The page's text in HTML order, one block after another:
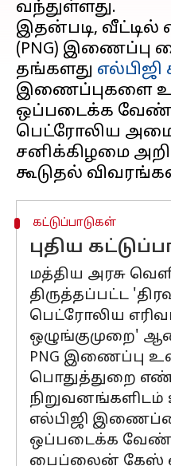
வந்துள்ளது.
இதன்படி,
(PNG) இணைப்பு
தங்களது எல்பிஜி
இணைப்புகளை
ஒப்படைக்க
பெட்ரோலிய
சனிக்கிழமை
கட்டுப்பாடுகள்
புதிய
மத்திய அரசு
திருத்தப்பட்ட
பெட்ரோலிய
ஒழுங்குமுறை'
PNG இணைப்பு
பொதுத்துறை
எல்பிஜி
ஒப்படைக்க
பைப்லைன் கேஸ்